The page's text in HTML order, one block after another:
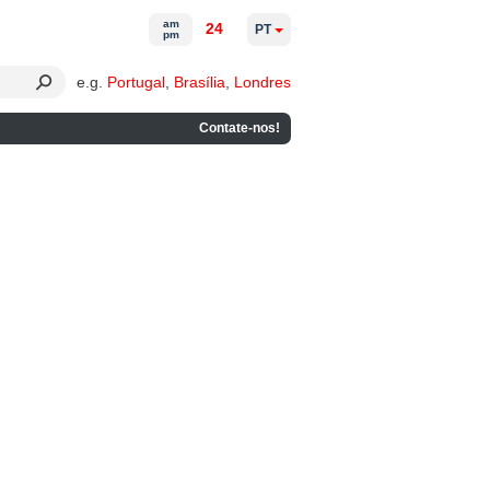
e.g. Portugal Brasília Londres
Contate-nos!
am
pm
24 PT